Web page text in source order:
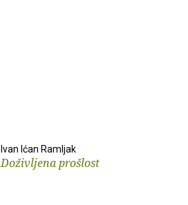
Ivan Ićan Ramljak
Doživljena prošlost